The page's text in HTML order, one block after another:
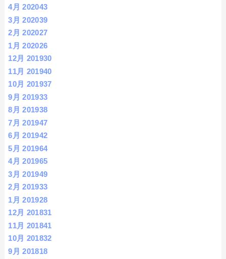
4月 202043
3月 202039
2月 202027
1月 202026
12月 201930
11月 201940
10月 201937
9月 201933
8月 201938
7月 201947
6月 201942
5月 201964
4月 201965
3月 201949
2月 201933
1月 201928
12月 201831
11月 201841
10月 201832
9月 201818